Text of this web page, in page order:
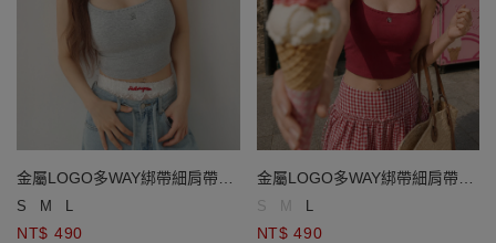
金屬LOGO多WAY綁帶細肩帶羅
紋短版BRA背心
S M L
NT$ 490
金屬LOGO多WAY綁帶細肩帶羅
紋短版BRA背心
S M L
NT$ 490